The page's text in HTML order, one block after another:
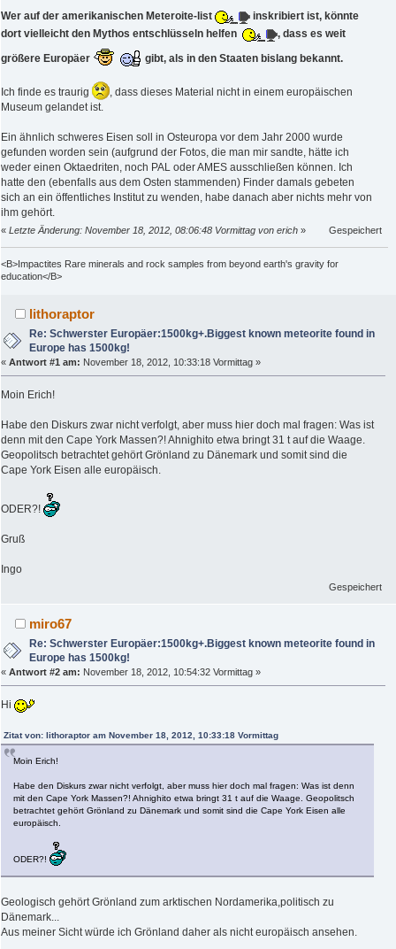
Wer auf der amerikanischen Meteroite-list inskribiert ist, könnte
dort vielleicht den Mythos entschlüsseln helfen
, dass es weit
größere Europäer
gibt, als in den Staaten bislang bekannt.
Ich finde es traurig
, dass dieses Material nicht in einem europäischen
Museum gelandet ist.
Ein ähnlich schweres Eisen soll in Osteuropa vor dem Jahr 2000 wurde
gefunden worden sein (aufgrund der Fotos, die man mir sandte, hätte ich
weder einen Oktaedriten, noch PAL oder AMES ausschließen können. Ich
hatte den (ebenfalls aus dem Osten stammenden) Finder damals gebeten
sich an ein öffentliches Institut zu wenden, habe danach aber nichts mehr von
ihm gehört.
« Letzte Änderung: November 18, 2012, 08:06:48 Vormittag von erich » Gespeichert
<B>Impactites Rare minerals and rock samples from beyond earth's gravity for
education</B>
lithoraptor
Re: Schwerster Europäer:1500kg+.Biggest known meteorite found in
Europe has 1500kg!
« Antwort #1 am: November 18, 2012, 10:33:18 Vormittag »
Moin Erich!
Habe den Diskurs zwar nicht verfolgt, aber muss hier doch mal fragen: Was ist
denn mit den Cape York Massen?! Ahnighito etwa bringt 31 t auf die Waage.
Geopolitsch betrachtet gehört Grönland zu Dänemark und somit sind die
Cape York Eisen alle europäisch.
ODER?!
Gruß
Ingo
Gespeichert
miro67
Re: Schwerster Europäer:1500kg+.Biggest known meteorite found in
Europe has 1500kg!
« Antwort #2 am: November 18, 2012, 10:54:32 Vormittag »
Hi
Zitat von: lithoraptor am November 18, 2012, 10:33:18 Vormittag
Moin Erich!
Habe den Diskurs zwar nicht verfolgt, aber muss hier doch mal fragen: Was ist denn
mit den Cape York Massen?! Ahnighito etwa bringt 31 t auf die Waage. Geopolitsch
betrachtet gehört Grönland zu Dänemark und somit sind die Cape York Eisen alle
europäisch.
ODER?!
Geologisch gehört Grönland zum arktischen Nordamerika,politisch zu
Dänemark...
Aus meiner Sicht würde ich Grönland daher als nicht europäisch ansehen.